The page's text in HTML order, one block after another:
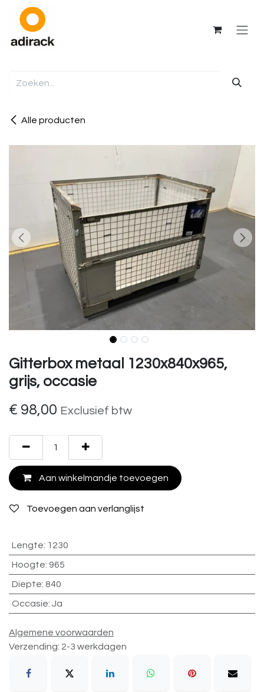
Overslaan naar inhoud
Alle producten
Gitterbox metaal 1230x840x965,
grijs, occasie
€ 98,00 Exclusief btw
Aan winkelmandje toevoegen
Toevoegen aan verlanglijst
Lengte: 1230
Hoogte: 965
Diepte: 840
Occasie: Ja
Algemene voorwaarden
Verzending: 2-3 werkdagen